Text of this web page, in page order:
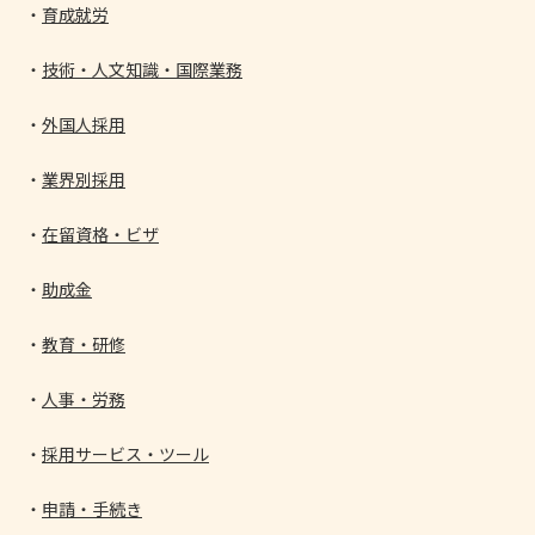
育成就労
技術・人文知識・国際業務
外国人採用
業界別採用
在留資格・ビザ
助成金
教育・研修
人事・労務
採用サービス・ツール
申請・手続き